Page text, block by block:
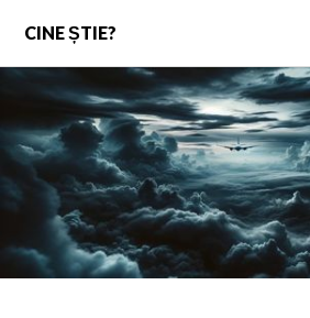
content
CINE ȘTIE?